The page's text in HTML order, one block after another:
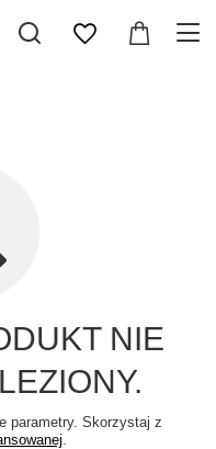
NIE
parametry. Skorzystaj z
.